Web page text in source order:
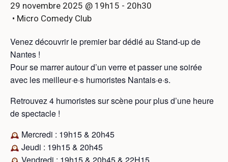
29 novembre 2025 @ 19h15 - 20h30
• Micro Comedy Club
Venez découvrir le premier bar dédié au Stand-up de
Nantes !
Pour se marrer autour d’un verre et passer une soirée
avec les meilleur·e·s humoristes Nantais·e·s.
Retrouvez 4 humoristes sur scène pour plus d’une heure
de spectacle !
Mercredi : 19h15 & 20h45
Jeudi : 19h15 & 20h45